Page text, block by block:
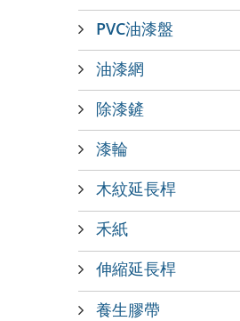
PVC油漆盤
油漆網
除漆鏟
漆輪
木紋延長桿
禾紙
伸縮延長桿
養生膠帶